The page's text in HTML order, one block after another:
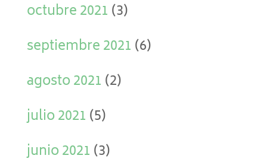
octubre 2021 (3)
septiembre 2021 (6)
agosto 2021 (2)
julio 2021 (5)
junio 2021 (3)